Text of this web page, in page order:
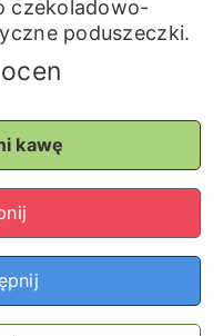
czekoladowo-
poduszeczki.
ocen
kawę